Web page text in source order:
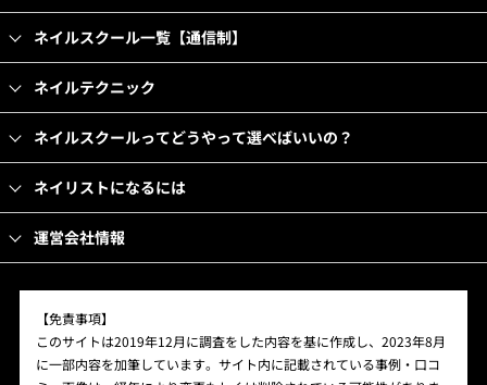
ネイルスクール一覧【通信制】
ネイルテクニック
ネイルスクールってどうやって選べばいいの？
ネイリストになるには
運営会社情報
【免責事項】
このサイトは2019年12月に調査をした内容を基に作成し、2023年8月
に一部内容を加筆しています。サイト内に記載されている事例・口コ